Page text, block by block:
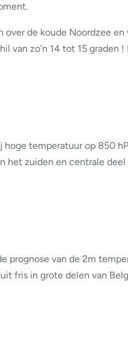
over de koude Noordzee
van zo’n 14 tot 15 graden
temperatuur op 850
het zuiden en centrale
prognose van de 2m
fris in grote delen van